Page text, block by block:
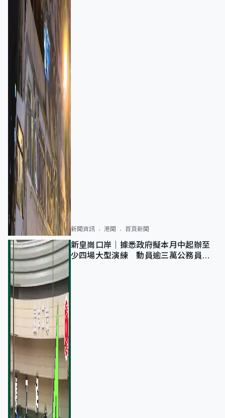
新聞資訊 港聞 首頁新聞
新皇崗口岸｜據悉政府擬本月中起辦至
少四場大型演練 動員逾三萬公務員人